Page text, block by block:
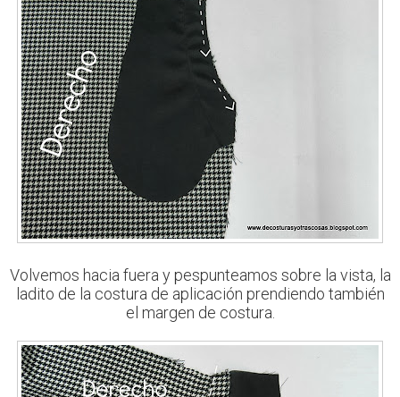
Volvemos hacia fuera y pespunteamos sobre la vista, la
ladito de la costura de aplicación prendiendo también
el margen de costura.